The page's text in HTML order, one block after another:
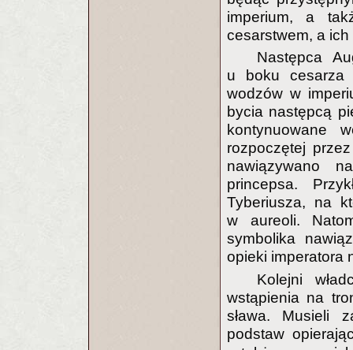
imperium, a
cesarstwem, a ich
Następca
u boku cesarza
wodzów w
bycia następcą
kontynuowane
rozpoczętej
nawiązywano
princepsa.
Tyberiusza, na
w aureoli.
symbolika
opieki imperatora
Kolejni
wstąpienia na
sława. Musieli
podstaw